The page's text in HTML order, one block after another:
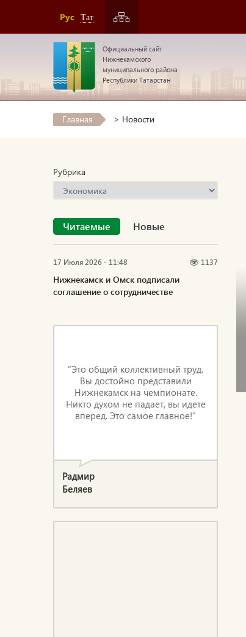
Рус Тат
Официальный сайт
Нижнекамского
муниципального района
Республики Татарстан
Главная > Новости
Рубрика
Читаемые Новые
17 Июля 2026 - 11:48 1137
Нижнекамск и Омск подписали
соглашение о сотрудничестве
“Это общий коллективный труд.
Вы достойно представили
Нижнекамск на чемпионате.
Никто духом не падает, вы идете
вперед. Это самое главное!”
Радмир
Беляев